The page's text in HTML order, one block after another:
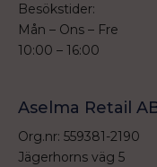
Besökstider:
Mån – Ons – Fre
10:00 – 16:00
Aselma Retail
Org.nr: 559381-2190
Jägerhorns väg 5